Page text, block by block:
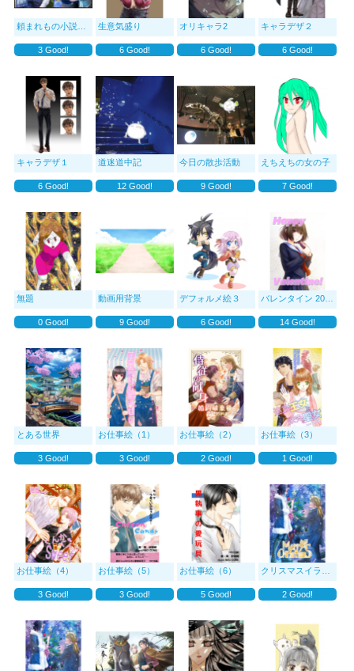
頼まれもの小説表紙イラスト
3Good!
生意気盛り
6Good!
オリキャラ2
6Good!
キャラデザ２
6Good!
キャラデザ１
6Good!
道迷道中記
12Good!
今日の散歩活動
9Good!
えちえちの女の子
7Good!
無題
0Good!
動画用背景
9Good!
デフォルメ絵３
6Good!
バレンタイン 2026
14Good!
とある世界
3Good!
お仕事絵（1）
3Good!
お仕事絵（2）
2Good!
お仕事絵（3）
1 Good!
お仕事絵（4）
3Good!
お仕事絵（5）
3Good!
お仕事絵（6）
5Good!
クリスマスイラスト
2Good!